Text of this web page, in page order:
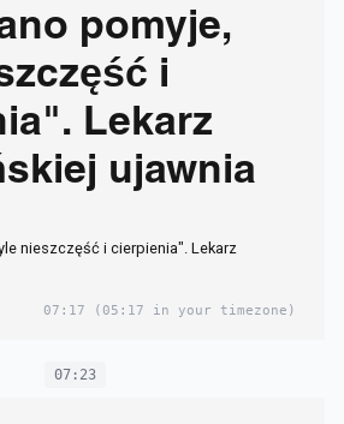
pomyje,
i
Lekarz
ujawnia
nieszczęść i cierpienia". Lekarz
07:17 (05:17 in your timezone)
07:23